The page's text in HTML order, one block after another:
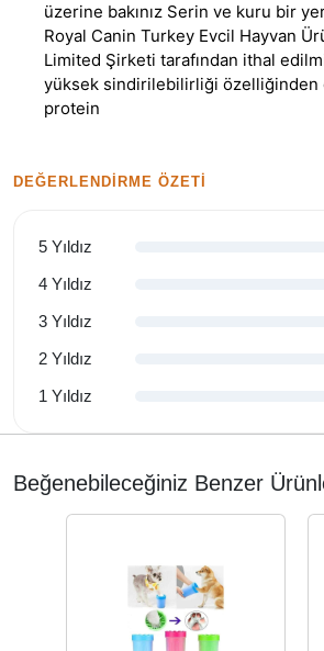
üzerine bakınız Serin ve kuru bir
Royal Canin Turkey Evcil Hayvan
Limited Şirketi tarafından ithal
yüksek sindirilebilirliği özelliğinden
protein
DEĞERLENDIRME ÖZETI
5 Yıldız
4 Yıldız
3 Yıldız
2 Yıldız
1 Yıldız
Beğenebileceğiniz Benzer